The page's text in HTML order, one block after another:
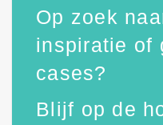
Op zoek
inspiratie of
cases?
Blijf op de